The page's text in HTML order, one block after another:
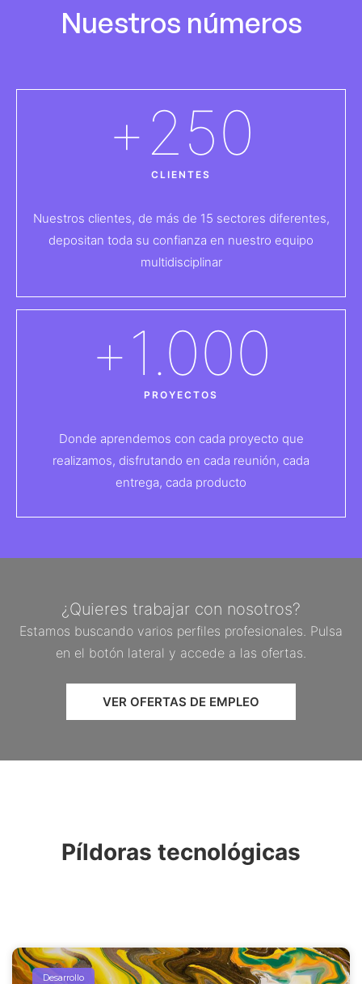
Nuestros números
CLIENTES
+250
Nuestros clientes, de más de 15 sectores diferentes,
depositan toda su confianza en nuestro equipo
multidisciplinar
PROYECTOS
+1.000
Donde aprendemos con cada proyecto que
realizamos, disfrutando en cada reunión, cada
entrega, cada producto
¿Quieres trabajar con nosotros?
Estamos buscando varios perfiles profesionales. Pulsa
en el botón lateral y accede a las ofertas.
VER OFERTAS DE EMPLEO
Píldoras tecnológicas
Desarrollo